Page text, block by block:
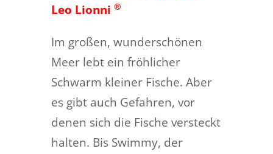
Leo Lionni ®
Im großen, wunderschönen
Meer lebt ein fröhlicher
Schwarm kleiner Fische. Aber
es gibt auch Gefahren, vor
denen sich die Fische versteckt
halten. Bis Swimmy, der